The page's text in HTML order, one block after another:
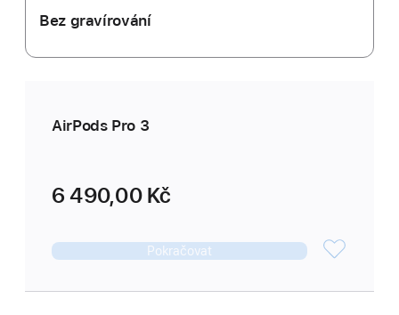
Bez gravírování
AirPods Pro 3
6 490,00 Kč
Pokračovat